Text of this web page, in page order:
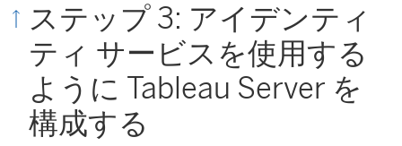
ステップ 3: アイデンティ
ティ サービスを使用する
ように Tableau Server を
構成する